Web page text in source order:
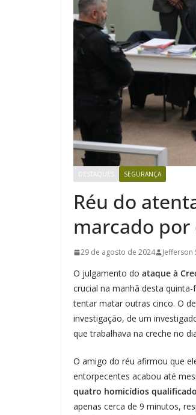
DESTAQUES SEGURANÇA
Réu do
marcado
29 de agosto de 2024 Jefferson
O julgamento do ataque à
crucial na manhã desta
tentar matar outras cinco. O
investigação, de um
que trabalhava na creche no
O amigo do réu afirmou que
entorpecentes acabou até
quatro homicídios
apenas cerca de 9 minutos,